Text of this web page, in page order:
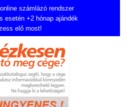
online számlázó rendszer
esetén +2 hónap ajándék
elő most!